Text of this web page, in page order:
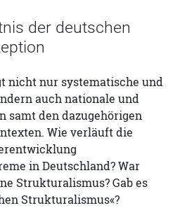
der deutschen
nicht nur systematische und
auch nationale und
samt den dazugehörigen
Wie verläuft die
in Deutschland? War
Strukturalismus? Gab es
Strukturalismus«?